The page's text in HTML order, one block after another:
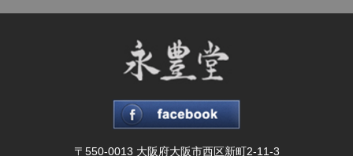
〒550-0013 大阪府大阪市西区新町2-11-3